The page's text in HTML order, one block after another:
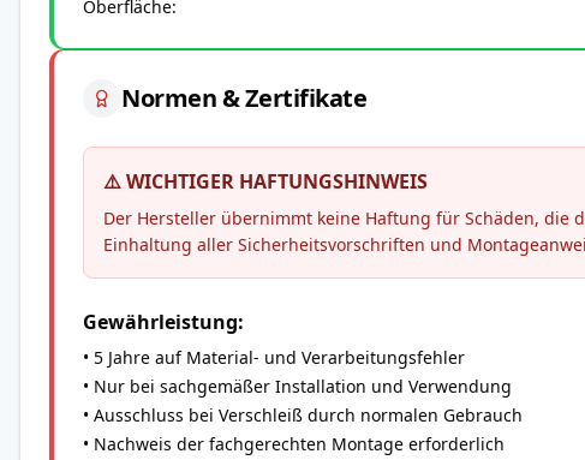
Oberfläche
Normen & Zertifikate
⚠️ WICHTIGER HAFTUNGSHINWEIS
Der Hersteller übernimmt keine Haftung für Schäden, die
Einhaltung aller Sicherheitsvorschriften und
Gewährleistung:
• 5 Jahre auf Material- und Verarbeitungsfehler
• Nur bei sachgemäßer Installation und Verwendung
• Ausschluss bei Verschleiß durch normalen Gebrauch
• Nachweis der fachgerechten Montage erforderlich